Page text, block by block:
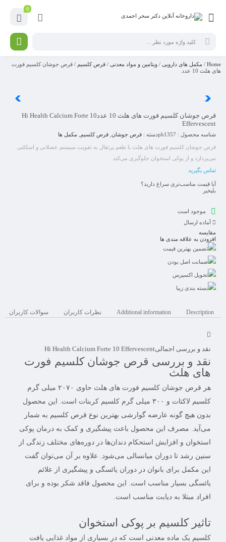
0
Home
/ مکمل های دارویی / ویتامین و مواد معدنی / قرص کلسیم / قرص جوشان کلسیم فورت‌
های هلث 10 عدد
قرص جوشان کلسیم فورت‌ های هلث 10 عدد
Hi Health Calcium Forte 10
Effervescent
شناسه محصول : ph1357دسته : قرص جوشان قرص کلسیم مکمل ها
قرص جوشان کلسیم فورت ‌های هلث با طعم پرتقال به تقویت سیستم عضلانی و اسکلتی
می‌پردازد و از پوکی استخوان جلوگیری می‌کند.
تماس بگیرید
آیا قیمت مناسب‌تری سراغ دارید؟
بلیخیر
موجود است
آماده ارسال
مقایسه
افزودن به علاقه مندی ها
تضمین بهترین قیمت
ضمانت اصل بودن
تحویل اکسپرس
بسته بندی زیبا
Description
Additional information نظرات کاربران سوالات کاربران
نقد و بررسی اجمالیHi Health Calcium Forte 10 Effervescent
نقد و بررسی قرص جوشان کلسیم فورت
‌های هلث
هر قرص جوشان کلسیم فورت‌ های هلث حاوی ۲۰۷۰ میلی گرم
کلسیم لاکتات و ۳۰۰ میلی گرم کلسیم کربنات است. این محصول
بدون هیچ گونه عارضه گوارشی بهترین نوع قرص کلسیم به شمار
می‌آید. مصرف این محصول باعث پیشگیری و کمک به درمان پوکی
استخوان و افزایش استحکام دندان‌ها در دوره‌های مختلف زندگی از
سنین رشد تا دوران میانسالی می‌شود. علاوه بر آن می‌توان گفت
این مکمل برای بانوان در دوران یائسگی و پیشگیری از علائم
یائسگی بسیار مناسب است. این محصول فاقد شکر بوده و برای
افراد مبتلا به دیابت مناسب است.
تاثیر کلسیم بر پوکی استخوان
کلسیم یک ماده معدنی است که در بسیاری از مواد غذایی یافت